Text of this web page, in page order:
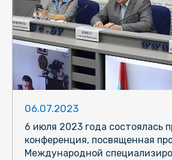
06.07.2023
6 июля 2023 года состоялась
конференция, посвященная
Международной